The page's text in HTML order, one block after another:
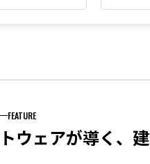
FEATURE
ウェアが導く、